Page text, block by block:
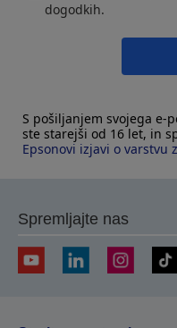
dogodkih.
S pošiljanjem svojega e-
ste starejši od 16 let, in
Epsonovi izjavi o varstvu
Spremljajte nas